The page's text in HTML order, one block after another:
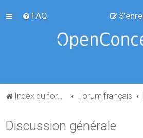
FAQ
Index du forum Forum français
Discussion générale